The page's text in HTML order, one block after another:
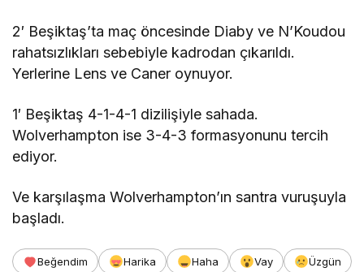
2′ Beşiktaş’ta maç öncesinde Diaby ve N’Koudou
rahatsızlıkları sebebiyle kadrodan çıkarıldı.
Yerlerine Lens ve Caner oynuyor.
1′ Beşiktaş 4-1-4-1 dizilişiyle sahada.
Wolverhampton ise 3-4-3 formasyonunu tercih
ediyor.
Ve karşılaşma Wolverhampton’ın santra vuruşuyla
başladı.
Beğendim Harika Haha Vay
Üzgün